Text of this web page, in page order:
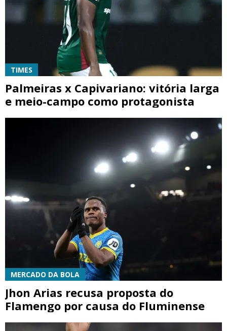
TIMES
Palmeiras x Capivariano: vitória larga
e meio-campo como protagonista
MERCADO DA BOLA
Jhon Arias recusa proposta do
Flamengo por causa do Fluminense